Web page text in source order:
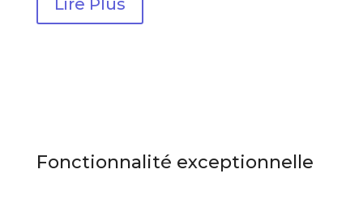
Lire Plus
Fonctionnalité exceptionnelle